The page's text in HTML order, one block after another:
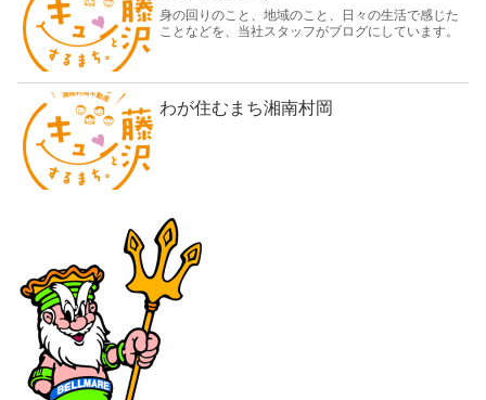
身の回りのこと、地域のこと、日々の生活で感じた
ことなどを、当社スタッフがブログにしています。
わが住むまち湘南村岡